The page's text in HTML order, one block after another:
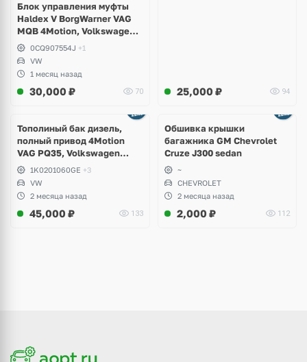
Блок управления муфты
Haldex V BorgWarner VAG
MQB 4Motion, Volkswagen
Tiguan
0CQ907554J +1
VW
1 месяц назад
30,000 ₽ 70 25,000 ₽ 94
Тополиный бак дизель,
полный привод 4Motion
VAG PQ35, Volkswagen
Scirocco, Golf V, VI, Skoda
Yeti, Octavia A5, Superb,
Audi A3, Seat Altea
1K0201060GE +3
VW
2 месяца назад
45,000 ₽ 133
Обшивка крышки
багажника GM Chevrolet
Cruze J300 sedan
~
CHEVROLET
2 месяца назад
2,000 ₽ 112